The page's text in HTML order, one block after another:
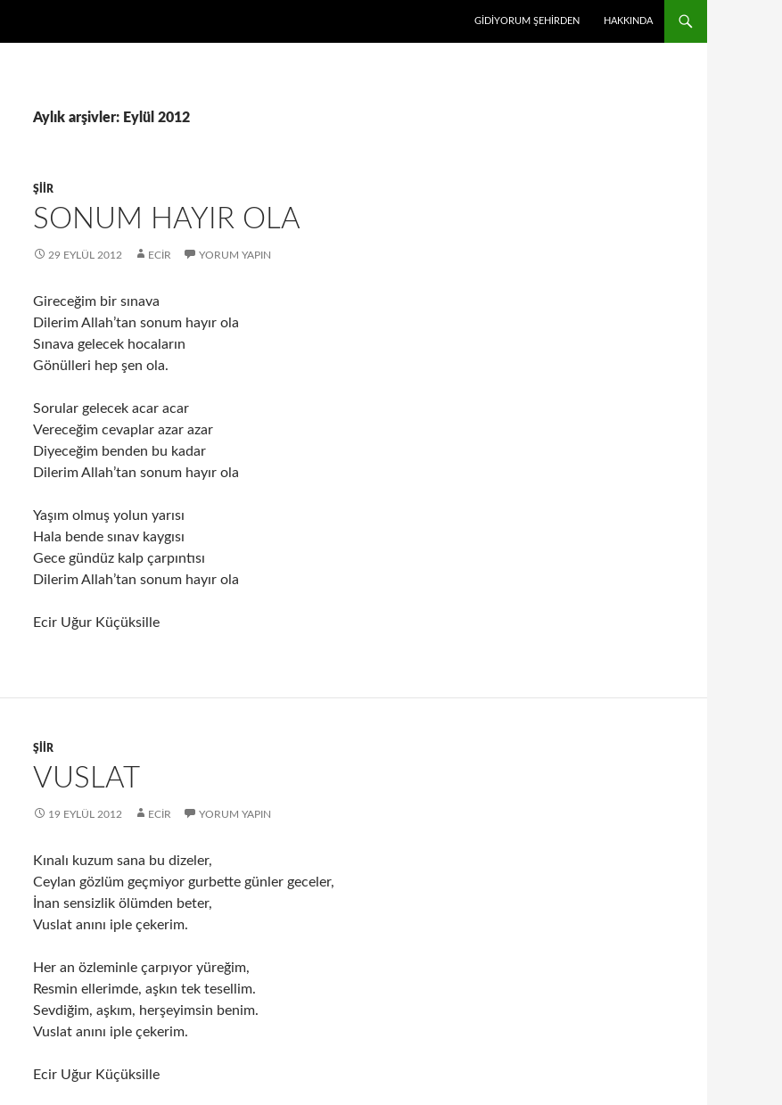
GİDİYORUM ŞEHİRDEN HAKKINDA
Aylık arşivler: Eylül 2012
ŞIIR
SONUM HAYIR OLA
29 EYLÜL 2012 ECIR YORUM YAPIN
Gireceğim bir sınava
Dilerim Allah’tan sonum hayır ola
Sınava gelecek hocaların
Gönülleri hep şen ola.
Sorular gelecek acar acar
Vereceğim cevaplar azar azar
Diyeceğim benden bu kadar
Dilerim Allah’tan sonum hayır ola
Yaşım olmuş yolun yarısı
Hala bende sınav kaygısı
Gece gündüz kalp çarpıntısı
Dilerim Allah’tan sonum hayır ola
Ecir Uğur Küçüksille
ŞIIR
VUSLAT
19 EYLÜL 2012 ECIR YORUM YAPIN
Kınalı kuzum sana bu dizeler,
Ceylan gözlüm geçmiyor gurbette günler geceler,
İnan sensizlik ölümden beter,
Vuslat anını iple çekerim.
Her an özleminle çarpıyor yüreğim,
Resmin ellerimde, aşkın tek tesellim.
Sevdiğim, aşkım, herşeyimsin benim.
Vuslat anını iple çekerim.
Ecir Uğur Küçüksille